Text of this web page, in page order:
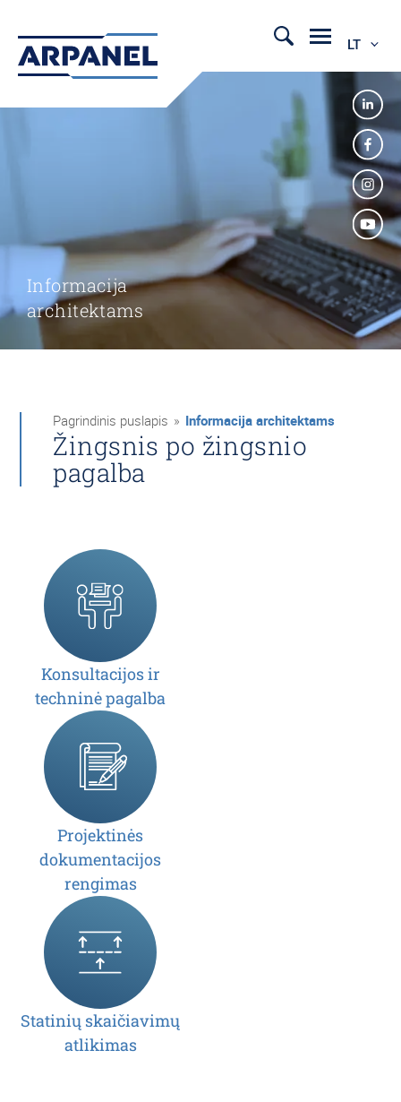
LT
Informacija
architektams
Pagrindinis puslapis » Informacija architektams
Žingsnis po žingsnio
pagalba
Konsultacijos ir
techninė pagalba
Projektinės
dokumentacijos
rengimas
Statinių skaičiavimų
atlikimas